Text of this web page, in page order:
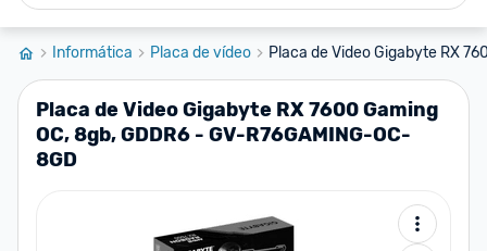
Informática Placa de vídeo Placa de Video Gigabyte RX
Placa de Video Gigabyte RX 7600 Gaming
OC, 8gb, GDDR6 - GV-R76GAMING-OC-
8GD